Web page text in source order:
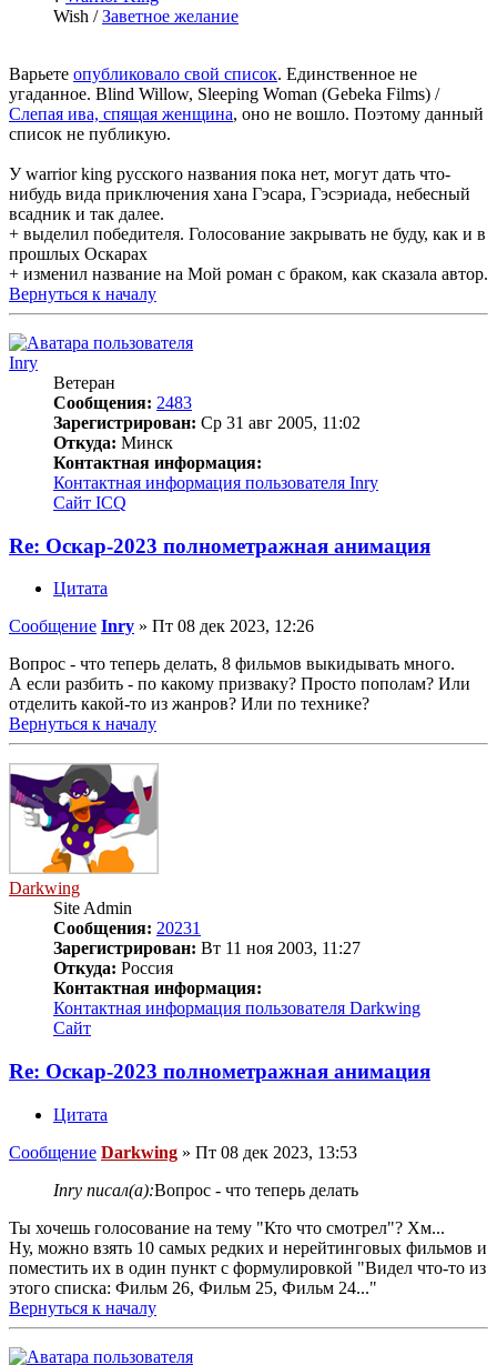
Wish /Заветное желание
Варьете опубликовало свой список. Единственное не
угаданное. Blind Willow, Sleeping Woman (Gebeka Films) /
Слепая ива, спящая женщина, оно не вошло. Поэтому данный
список не публикую.
У warrior king русского названия пока нет, могут дать что-
нибудь вида приключения хана Гэсара, Гэсэриада, небесный
всадник и так далее.
+ выделил победителя. Голосование закрывать не буду, как и в
прошлых Оскарах
+ изменил название на Мой роман с браком, как сказала автор.
Вернуться к началу
Inry
Ветеран
Сообщения: 2483
Зарегистрирован: Ср 31 авг 2005, 11:02
Откуда: Минск
Контактная информация:
Контактная информация пользователя Inry
Сайт ICQ
Re: Оскар-2023 полнометражная анимация
Цитата
Сообщение Inry » Пт 08 дек 2023, 12:26
Вопрос - что теперь делать, 8 фильмов выкидывать много.
А если разбить - по какому призваку? Просто пополам? Или
отделить какой-то из жанров? Или по технике?
Вернуться к началу
Darkwing
Site Admin
Сообщения: 20231
Зарегистрирован: Вт 11 ноя 2003, 11:27
Откуда: Россия
Контактная информация:
Контактная информация пользователя Darkwing
Сайт
Re: Оскар-2023 полнометражная анимация
Цитата
Сообщение Darkwing » Пт 08 дек 2023, 13:53
Inry писал(а):Вопрос - что теперь делать
Ты хочешь голосование на тему "Кто что смотрел"? Хм...
Ну, можно взять 10 самых редких и нерейтинговых фильмов и
поместить их в один пункт с формулировкой "Видел что-то из
этого списка: Фильм 26, Фильм 25, Фильм 24..."
Вернуться к началу